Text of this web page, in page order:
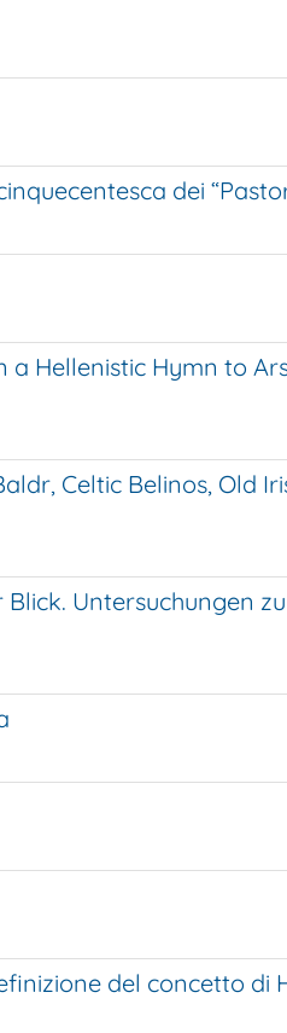
dei
a Hellenistic Hymn to
Celtic Belinos, Old
Untersuchungen
del concetto di